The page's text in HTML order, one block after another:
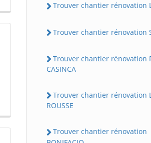
Trouver chantier rénovation
Trouver chantier rénovation
Trouver chantier rénovation
CASINCA
Trouver chantier rénovation
ROUSSE
Trouver chantier rénovation